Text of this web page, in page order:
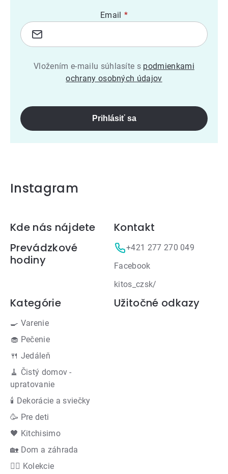
Email
Vložením e-mailu súhlasíte s podmienkami
ochrany osobných údajov
Prihlásiť sa
Instagram
Zápätie
Kde nás nájdete
Prevádzkové
hodiny
Kontakt
+421 277 270 049
Facebook
kitos_czsk/
Kategórie
🍳 Varenie
🧁 Pečenie
🍴 Jedáleň
🧹 Čistý domov -
upratovanie
🕯 Dekorácie a sviečky
🥳 Pre deti
🖤 Kitchisimo
🏡 Dom a záhrada
👍🏻 Kolekcie
Užitočné odkazy